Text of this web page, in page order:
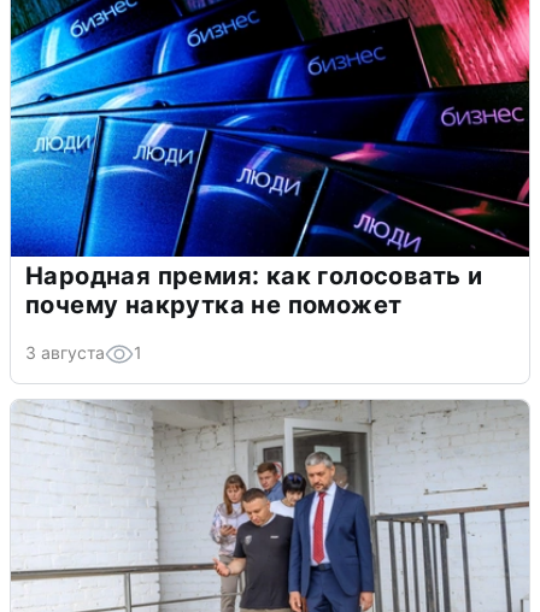
Народная премия: как голосовать и
почему накрутка не поможет
3 августа 1